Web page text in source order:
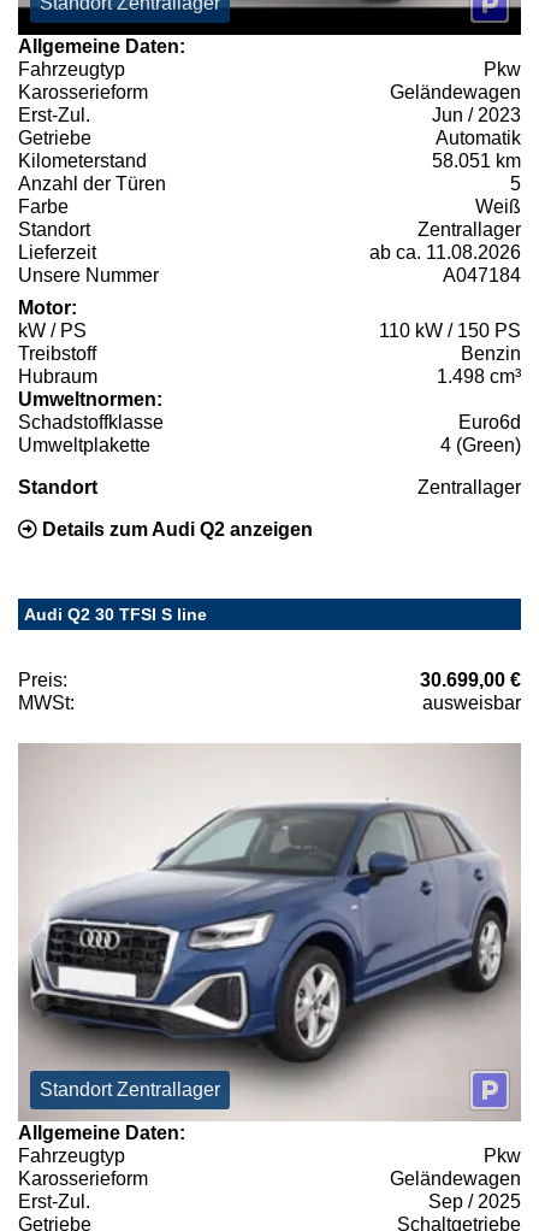
Allgemeine Daten:
Fahrzeugtyp
Pkw
Karosserieform
Geländewagen
Erst-Zul.
Jun / 2023
Getriebe
Automatik
Kilometerstand
58.051 km
Anzahl der Türen
5
Farbe
Weiß
Standort
Zentrallager
Lieferzeit
ab ca. 11.08.2026
Unsere Nummer
A047184
Motor:
kW / PS
110 kW / 150 PS
Treibstoff
Benzin
Hubraum
1.498 cm³
Umweltnormen:
Schadstoffklasse
Euro6d
Umweltplakette
4 (Green)
Standort Zentrallager
Details zum Audi Q2 anzeigen
Audi Q2 30 TFSI S line
Preis:
30.699,00 €
MWSt:
ausweisbar
Standort Zentrallager
Allgemeine Daten:
Fahrzeugtyp
Pkw
Karosserieform
Geländewagen
Erst-Zul.
Sep / 2025
Getriebe
Schaltgetriebe